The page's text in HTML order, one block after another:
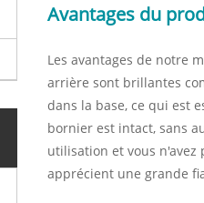
Avantages du
Les avantages de notre
arrière sont brillantes
dans la base, ce qui est
bornier est intact, sans
utilisation et vous n'avez
apprécient une grande